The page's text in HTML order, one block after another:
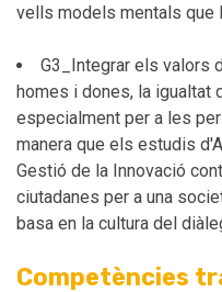
vells models mentals que
G3_Integrar els valors
homes i dones, la igualtat
especialment per a les
manera que els estudis
Gestió de la Innovació
ciutadanes per a una
basa en la cultura del
Competències